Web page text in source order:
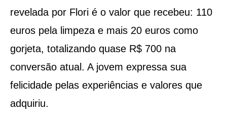
revelada por Flori é o valor que recebeu: 110
euros pela limpeza e mais 20 euros como
gorjeta, totalizando quase R$ 700 na
conversão atual. A jovem expressa sua
felicidade pelas experiências e valores que
adquiriu.